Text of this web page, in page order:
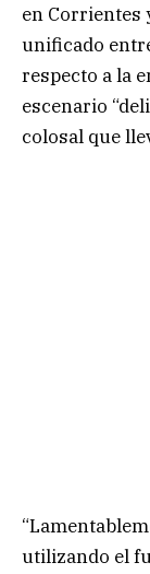
en Corrientes
unificado
respecto a la
escenario
colosal que
utilizando el